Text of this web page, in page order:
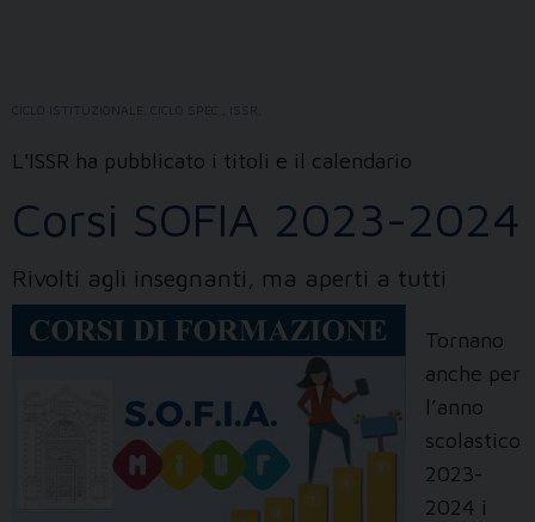
lavoro
CICLO ISTITUZIONALE
L'ISSR ha pubblicato i titoli e il calendario
Corsi SOFIA 2023-2024
Rivolti agli insegnanti, ma aperti a tutti
Tornano
anche per
l’anno
scolastico
2023-
2024 i